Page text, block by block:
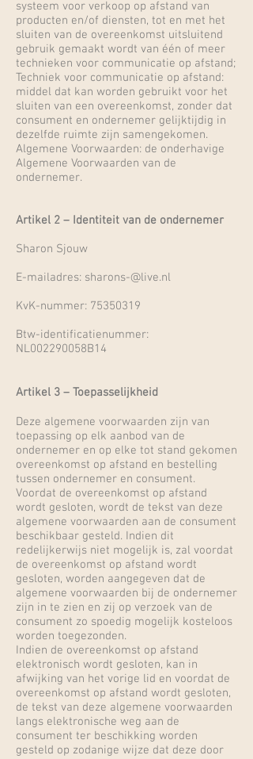
systeem voor verkoop op afstand van
producten en/of diensten, tot en met het
sluiten van de overeenkomst uitsluitend
gebruik gemaakt wordt van één of meer
technieken voor communicatie op afstand;
Techniek voor communicatie op afstand:
middel dat kan worden gebruikt voor het
sluiten van een overeenkomst, zonder dat
consument en ondernemer gelijktijdig in
dezelfde ruimte zijn samengekomen.
Algemene Voorwaarden: de onderhavige
Algemene Voorwaarden van de
ondernemer.
Artikel 2 – Identiteit van de ondernemer
Sharon Sjouw
E-mailadres: sharons-@live.nl
KvK-nummer: 75350319
Btw-identificatienummer:
NL002290058B14
Artikel 3 – Toepasselijkheid
Deze algemene voorwaarden zijn van
toepassing op elk aanbod van de
ondernemer en op elke tot stand gekomen
overeenkomst op afstand en bestelling
tussen ondernemer en consument.
Voordat de overeenkomst op afstand
wordt gesloten, wordt de tekst van deze
algemene voorwaarden aan de consument
beschikbaar gesteld. Indien dit
redelijkerwijs niet mogelijk is, zal voordat
de overeenkomst op afstand wordt
gesloten, worden aangegeven dat de
algemene voorwaarden bij de ondernemer
zijn in te zien en zij op verzoek van de
consument zo spoedig mogelijk kosteloos
worden toegezonden.
Indien de overeenkomst op afstand
elektronisch wordt gesloten, kan in
afwijking van het vorige lid en voordat de
overeenkomst op afstand wordt gesloten,
de tekst van deze algemene voorwaarden
langs elektronische weg aan de
consument ter beschikking worden
gesteld op zodanige wijze dat deze door